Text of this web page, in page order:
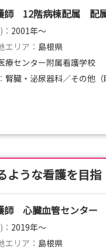
師 12階病棟配属 配
2001年〜
エリア： 島根県
療センター附属看護学校
腎臓・泌尿器科／その他
ような看護を目指
師 心臓血管センター
2019年〜
エリア： 島根県